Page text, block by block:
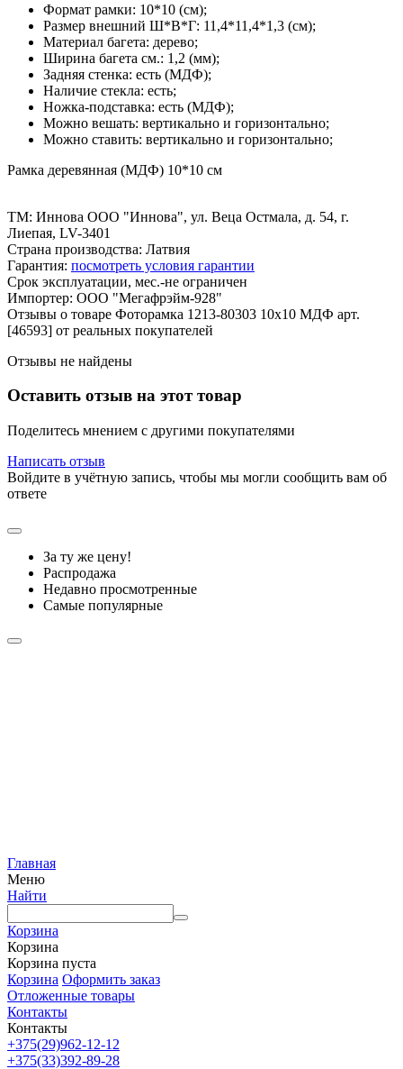
Формат рамки: 10*10 (см);
Размер внешний Ш*В*Г: 11,4*11,4*1,3 (см);
Материал багета: дерево;
Ширина багета см.: 1,2 (мм);
Задняя стенка: есть (МДФ);
Наличие стекла: есть;
Ножка-подставка: есть (МДФ);
Можно вешать: вертикально и горизонтально;
Можно ставить: вертикально и горизонтально;
Рамка деревянная (МДФ) 10*10 см
ТМ: Иннова ООО "Иннова", ул. Веца Остмала, д. 54, г.
Лиепая, LV-3401
Страна производства: Латвия
Гарантия: посмотреть условия гарантии
Срок эксплуатации, мес.-не ограничен
Импортер: ООО "Мегафрэйм-928"
Отзывы о товаре Фоторамка 1213-80303 10x10 МДФ арт.
[46593] от реальных покупателей
Отзывы не найдены
Оставить отзыв на этот товар
Поделитесь мнением с другими покупателями
Написать отзыв
Войдите в учётную запись, чтобы мы могли сообщить вам об
ответе
За ту же цену!
Распродажа
Недавно просмотренные
Самые популярные
Главная
Меню
Найти
Корзина
Корзина
Корзина пуста
Корзина Оформить заказ
Отложенные товары
Контакты
Контакты
+375(29)962-12-12
+375(33)392-89-28